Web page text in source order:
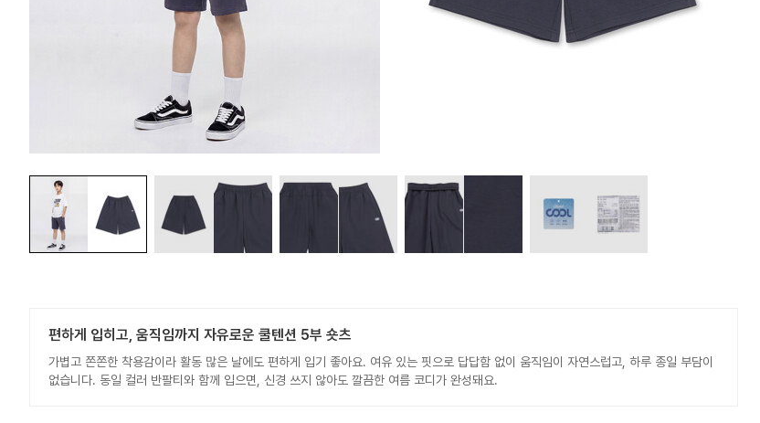
편하게 입히고, 움직임까지 자유로운 쿨텐션 5부 숏츠
가볍고 쫀쫀한 착용감이라 활동 많은 날에도 편하게 입기 좋아요. 여유 있는 핏으로 답답함 없이 움직임이 자연스럽고, 하루 종일 부담이
없습니다. 동일 컬러 반팔티와 함께 입으면, 신경 쓰지 않아도 깔끔한 여름 코디가 완성돼요.